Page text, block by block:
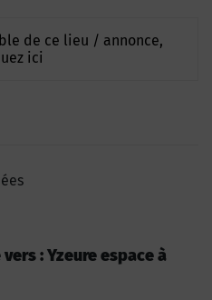
de ce lieu / annonce,
ici
: Yzeure espace à